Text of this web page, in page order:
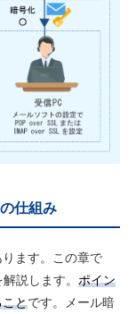
仕組み
ます。この章で
説します。 ポイン
ことです。メール暗